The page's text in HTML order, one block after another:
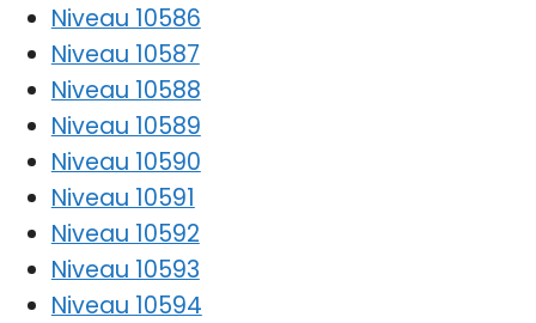
Niveau 10586
Niveau 10587
Niveau 10588
Niveau 10589
Niveau 10590
Niveau 10591
Niveau 10592
Niveau 10593
Niveau 10594